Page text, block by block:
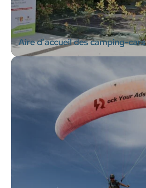
Aire d’accueil des camping-cars